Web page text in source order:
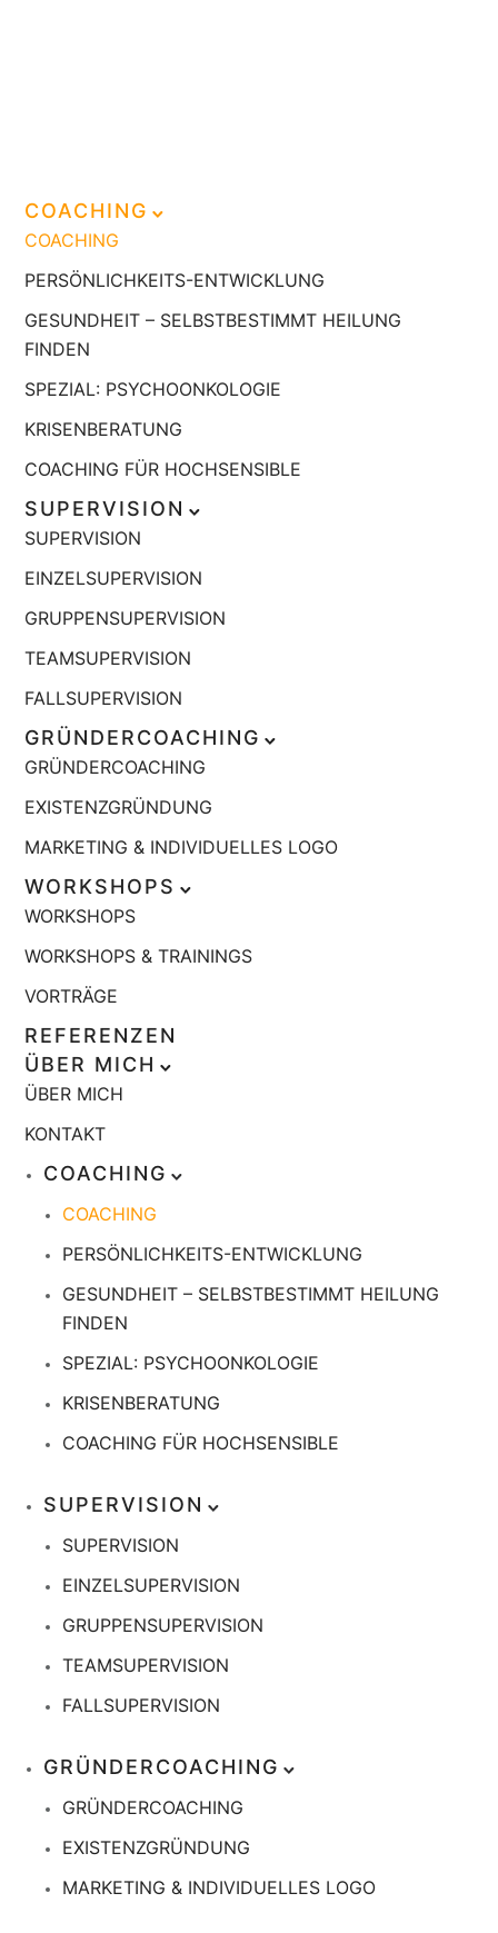
COACHING
COACHING
PERSÖNLICHKEITS-ENTWICKLUNG
GESUNDHEIT – SELBSTBESTIMMT HEILUNG
FINDEN
SPEZIAL: PSYCHOONKOLOGIE
KRISENBERATUNG
COACHING FÜR HOCHSENSIBLE
SUPERVISION
SUPERVISION
EINZELSUPERVISION
GRUPPENSUPERVISION
TEAMSUPERVISION
FALLSUPERVISION
GRÜNDERCOACHING
GRÜNDERCOACHING
EXISTENZGRÜNDUNG
MARKETING & INDIVIDUELLES LOGO
WORKSHOPS
WORKSHOPS
WORKSHOPS & TRAININGS
VORTRÄGE
REFERENZEN
ÜBER MICH
ÜBER MICH
KONTAKT
COACHING
COACHING
PERSÖNLICHKEITS-ENTWICKLUNG
GESUNDHEIT – SELBSTBESTIMMT HEILUNG
FINDEN
SPEZIAL: PSYCHOONKOLOGIE
KRISENBERATUNG
COACHING FÜR HOCHSENSIBLE
SUPERVISION
SUPERVISION
EINZELSUPERVISION
GRUPPENSUPERVISION
TEAMSUPERVISION
FALLSUPERVISION
GRÜNDERCOACHING
GRÜNDERCOACHING
EXISTENZGRÜNDUNG
MARKETING & INDIVIDUELLES LOGO